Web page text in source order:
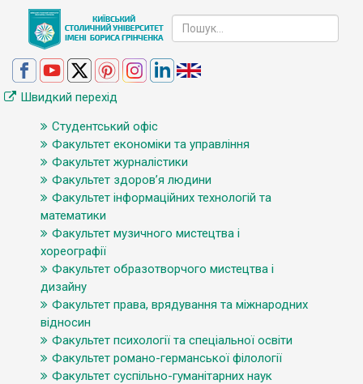
Швидкий перехід
Студентський офіс
Факультет економіки та управління
Факультет журналістики
Факультет здоров’я людини
Факультет інформаційних технологій та
математики
Факультет музичного мистецтва і
хореографії
Факультет образотворчого мистецтва і
дизайну
Факультет права, врядування та міжнародних
відносин
Факультет психології та спеціальної освіти
Факультет романо-германської філології
Факультет суспільно-гуманітарних наук